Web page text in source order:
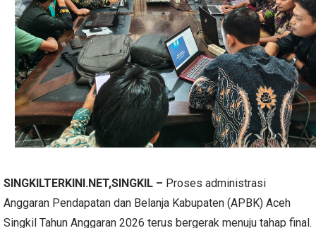
SINGKILTERKINI.NET,SINGKIL – Proses administrasi
Anggaran Pendapatan dan Belanja Kabupaten (APBK) Aceh
Singkil Tahun Anggaran 2026 terus bergerak menuju tahap final.